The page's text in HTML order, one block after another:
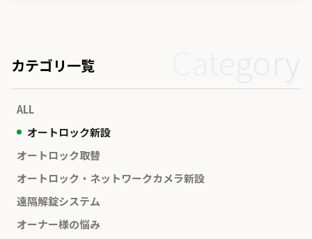
カテゴリ一覧 Category
ALL
オートロック新設
オートロック取替
オートロック・ネットワークカメラ新設
遠隔解錠システム
オーナー様の悩み